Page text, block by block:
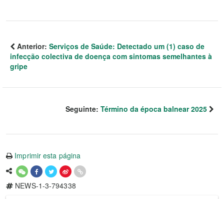
Anterior: Serviços de Saúde: Detectado um (1) caso de
infecção colectiva de doença com sintomas semelhantes à
gripe
Seguinte: Término da época balnear 2025
Imprimir esta página
NEWS-1-3-794338